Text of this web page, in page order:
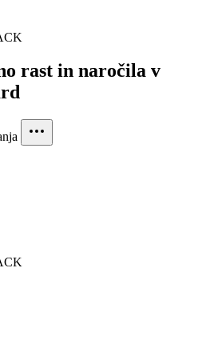
rast in naročila v